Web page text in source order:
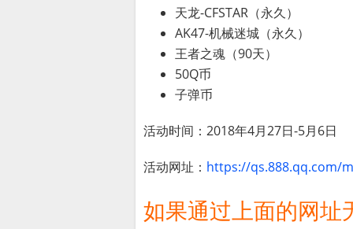
天龙-CFSTAR（永久）
AK47-机械迷城（永久）
王者之魂（90天）
50Q币
子弹币
活动时间：2018年4月27日-5月6日
活动网址： https://qs.888.qq.com/
如果通过上面的网址